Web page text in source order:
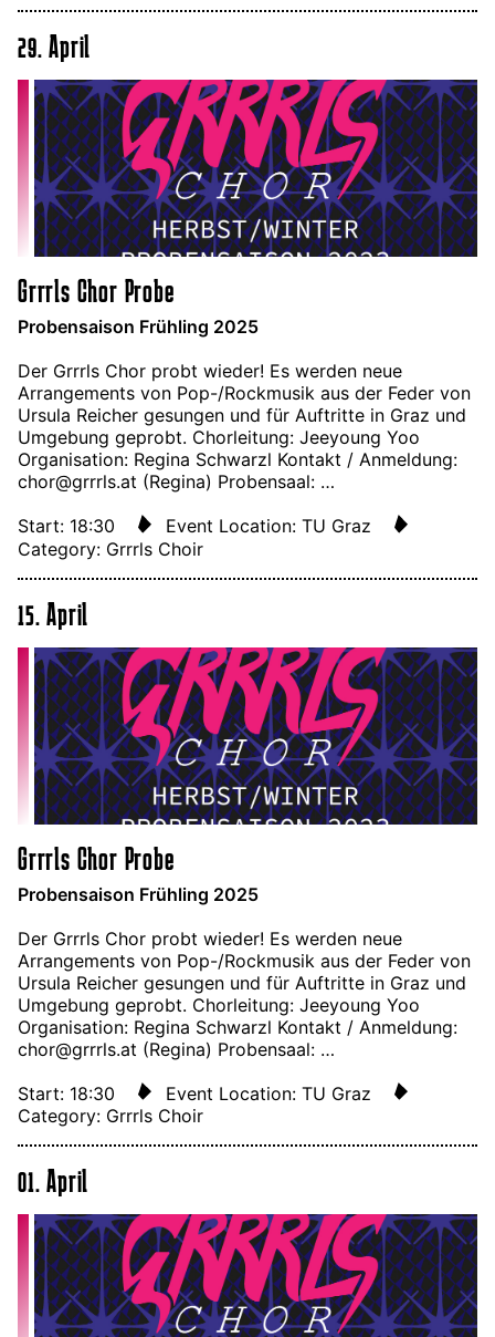
29. April
Grrrls Chor Probe
Probensaison Frühling 2025
Der Grrrls Chor probt wieder! Es werden neue
Arrangements von Pop-/Rockmusik aus der Feder von
Ursula Reicher gesungen und für Auftritte in Graz und
Umgebung geprobt. Chorleitung: Jeeyoung Yoo
Organisation: Regina Schwarzl Kontakt / Anmeldung:
chor@grrrls.at (Regina) Probensaal: …
Start: 18:30
Event Location: TU Graz
Category: Grrrls Choir
15. April
Grrrls Chor Probe
Probensaison Frühling 2025
Der Grrrls Chor probt wieder! Es werden neue
Arrangements von Pop-/Rockmusik aus der Feder von
Ursula Reicher gesungen und für Auftritte in Graz und
Umgebung geprobt. Chorleitung: Jeeyoung Yoo
Organisation: Regina Schwarzl Kontakt / Anmeldung:
chor@grrrls.at (Regina) Probensaal: …
Start: 18:30
Event Location: TU Graz
Category: Grrrls Choir
01. April